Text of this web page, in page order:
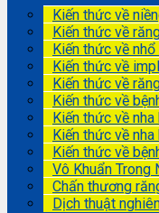
Kiến thức về
Kiến thức về
Kiến thức về
Kiến thức về
Kiến thức về
Kiến thức về
Kiến thức về
Kiến thức về
Kiến thức về
Vô Khuẩn Trong
Chấn thương
Dịch thuật